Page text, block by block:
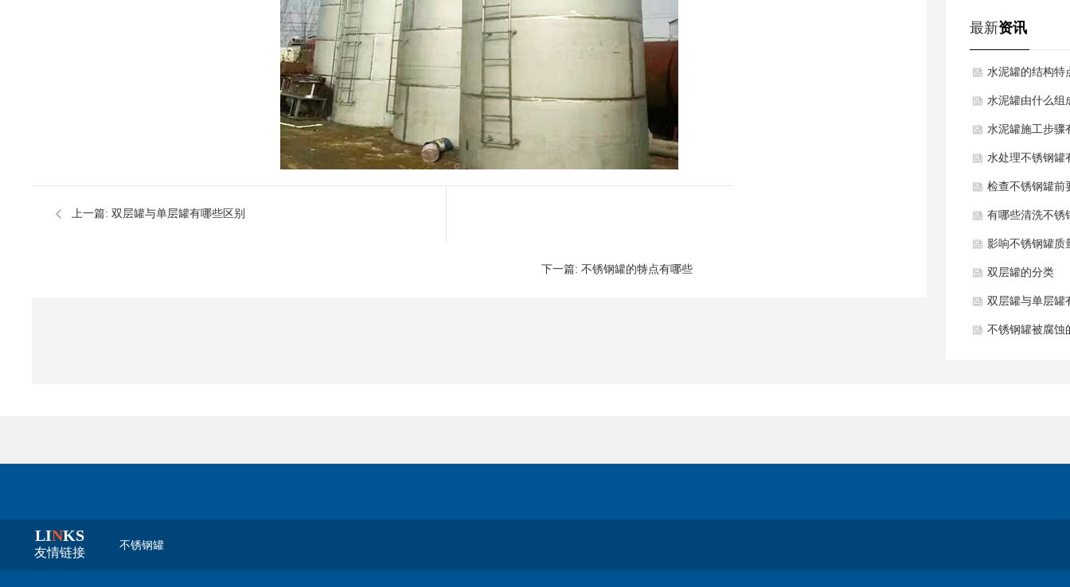
上一篇: 双层罐与单层罐有哪些区别
下一篇:不锈钢罐的特点有哪些
最新资讯
水泥罐的结构特
水泥罐由什么组
水泥罐施工步骤
水处理不锈钢罐
检查不锈钢罐前
有哪些清洗不锈
影响不锈钢罐质
双层罐的分类
双层罐与单层罐
不锈钢罐被腐蚀
LINKS
友情链接
不锈钢罐